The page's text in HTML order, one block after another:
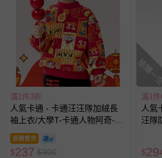
並非試用期，您所退回的商品必
包含完整包裝、配件、說明文件及
如需退換貨，請於收到商品7天（
瑕疵退換貨所產生的運費，將由媽
退貨，您可至『查詢訂單』>『已
並點選『我要退貨』即可進行申請
至媽咪愛LINE@客服ID:
與服務，謝謝。
針對滿件折/滿額贈…等活動，如因
滿1件3折
人氣卡通 - 卡通汪汪隊加絨長
袖上衣/大學T-卡通人物阿奇-紅
色
即將售完
$237 $900
搶購
滿1
人氣
汪隊
$